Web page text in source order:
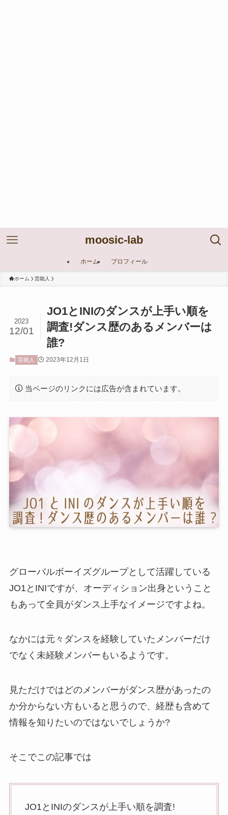
moosic-lab
ホーム プロフィール
ホーム 芸能人
JO1とINIのダンスが上手い順を
調査!ダンス歴のあるメンバーは
誰?
2023
12/01
芸能人 2023年12月1日
当ページのリンクには広告が含まれています。
グローバルボーイズグループとして活躍している
JO1とINIですが、オーディション出身ということ
もあって全員がダンス上手なイメージですよね。
なかには元々ダンスを経験していたメンバーだけ
でなく未経験メンバーもいるようです。
見ただけではどのメンバーがダンス歴があったの
か分からない方もいると思うので、経歴も含めて
情報を知りたいのではないでしょうか?
そこでこの記事では
JO1とINIのダンスが上手い順を調査!